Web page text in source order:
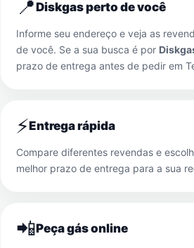
📍Diskgas perto de você
Informe seu endereço e veja as
de você. Se a sua busca é por
prazo de entrega antes de pedir em
⚡Entrega rápida
Compare diferentes revendas e
melhor prazo de entrega para a sua
📲Peça gás online